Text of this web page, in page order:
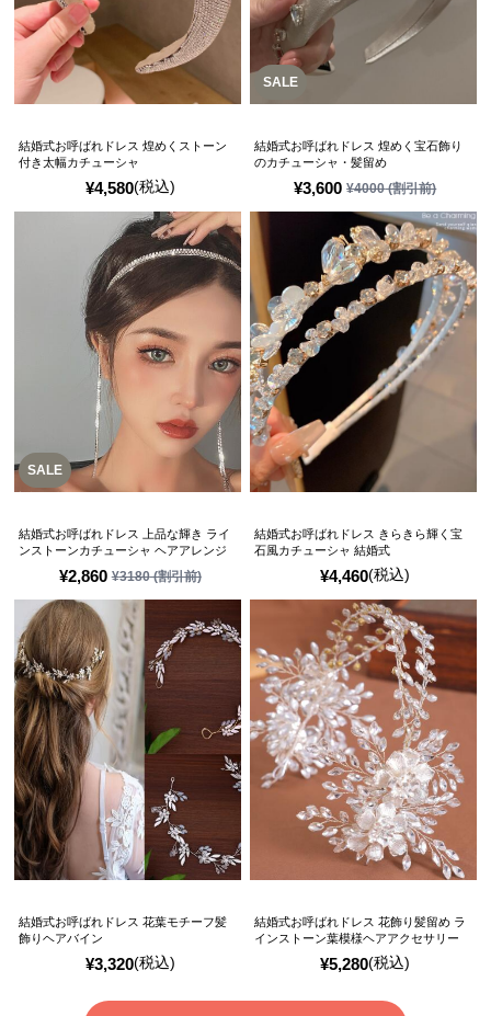
¥4,580(税込)
結婚式お呼ばれドレス 煌めくストーン
付き太幅カチューシャ
SALE
¥3,600 ¥4000(割引前)
結婚式お呼ばれドレス 煌めく宝石飾り
のカチューシャ・髪留め
SALE
¥2,860 ¥3180(割引前)
結婚式お呼ばれドレス 上品な輝き ライ
ンストーンカチューシャ ヘアアレンジ
¥4,460(税込)
結婚式お呼ばれドレス きらきら輝く宝
石風カチューシャ 結婚式
¥3,320(税込)
結婚式お呼ばれドレス 花葉モチーフ髪
飾りヘアバイン
¥5,280(税込)
結婚式お呼ばれドレス 花飾り髪留め ラ
インストーン葉模様ヘアアクセサリー